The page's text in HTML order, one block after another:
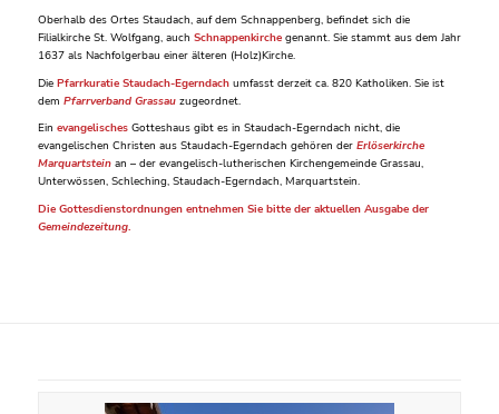
Oberhalb des Ortes Staudach, auf dem Schnappenberg, befindet sich die
Filialkirche St. Wolfgang, auch Schnappenkirchegenannt. Sie stammt aus dem Jahr
1637 als Nachfolgerbau einer älteren (Holz)Kirche.
Die Pfarrkuratie Staudach-Egerndach umfasst derzeit ca. 820 Katholiken. Sie ist
dem Pfarrverband Grassauzugeordnet.
Ein evangelischesGotteshaus gibt es in Staudach-Egerndach nicht, die
evangelischen Christen aus Staudach-Egerndach gehören der Erlöserkirche
Marquartsteinan – der evangelisch-lutherischen Kirchengemeinde Grassau,
Unterwössen, Schleching, Staudach-Egerndach, Marquartstein.
Die Gottesdienstordnungen entnehmen Sie bitte der aktuellen Ausgabe der
Gemeindezeitung.